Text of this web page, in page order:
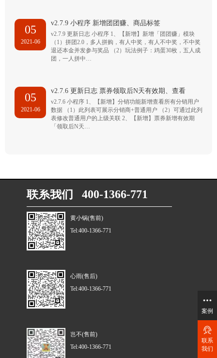
05
2021-06
v2.7.9 小程序 新增团团赚、商品标签
v2.7.9 更新日志 小程序 1、【新增】新增「团团赚」模块
（1）拼团2.0，多人拼购，有人中奖，有人不中奖，不中奖
退还本金并发参与奖品 （2）玩法例子：鸡蛋30枚，五人成
团，一人拼中…
05
2021-06
v2.7.6 更新日志 票券领取后N天有效期、查看
v2.7.6 小程序 1、【新增】分销功能新增查看所有分销用户
数据 （1）此列表可展示分销商+普通用户 （2）可通过此列
表修改普通用户的上级关联 2、【新增】票券新增有效期
「领取后N天…
联系我们 400-1366-771
黄小锅(售前)
Tel:400-1366-771
心雨(售后)
Tel:400-1366-771
岂不(售前)
Tel:400-1366-771
案例
联系
我们